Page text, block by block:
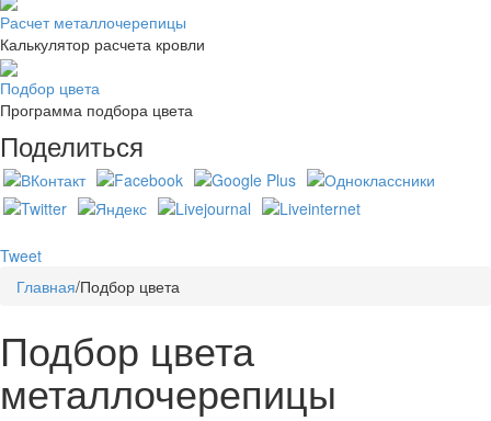
Расчет металлочерепицы
Калькулятор расчета кровли
Подбор цвета
Программа подбора цвета
Поделиться
Tweet
Главная/Подбор цвета
Подбор цвета
металлочерепицы